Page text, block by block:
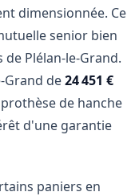
dimensionnée. Ce
senior bien
Plélan-le-Grand.
Grand de24 451 €
de hanche
d'une garantie
paniers en